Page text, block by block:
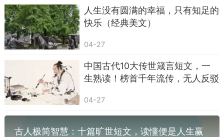
.《爱莲说》——出淤泥而不染
“予独爱莲之出淤泥而不染。”
做一个干净的人，再喧嚣的世界保有本心。
中年以后，最宝贵的是纯粹和坚定。
人生没有圆满的幸福，只有知足的
快乐（经典美文）
04-27
中国古代10大传世箴言短文，一
生熟读！榜首千年流传，无人反驳
04-27
古人极简智慧：十篇旷世短文，读懂便是人生赢